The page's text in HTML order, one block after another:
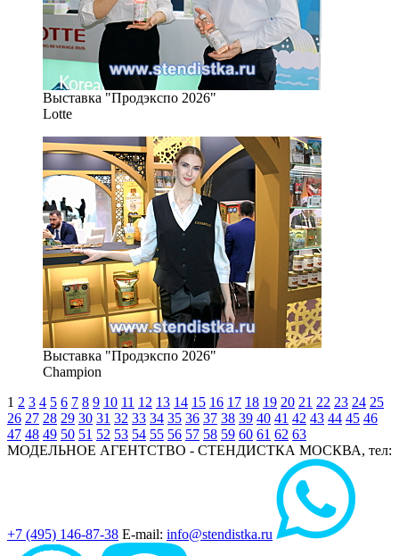
Выставка "Продэкспо 2026"
Lotte
Выставка "Продэкспо 2026"
Champion
1 2 3 4 5 6 7 8 9 10 11 12 13 14 15 16 17 18 19 20 21 22 23 24 25
26 27 28 29 30 31 32 33 34 35 36 37 38 39 40 41 42 43 44 45 46
47 48 49 50 51 52 53 54 55 56 57 58 59 60 61 62 63
МОДЕЛЬНОЕ АГЕНТСТВО - СТЕНДИСТКА МОСКВА, тел:
+7 (495) 146-87-38 E-mail: info@stendistka.ru